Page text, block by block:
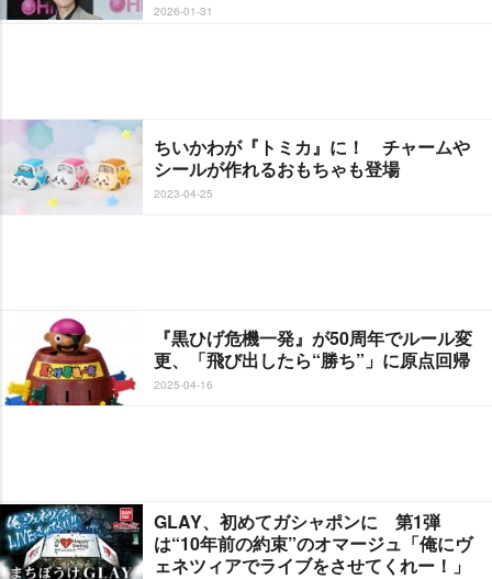
2026-01-31
ちいかわが『トミカ』に！ チャーム
シールが作れるおもちゃも登場
2023-04-25
『黒ひげ危機一発』が50周年でルール変
更、「飛び出したら“勝ち”」に原点回帰
2025-04-16
GLAY、初めてガシャポンに 第1弾
は“10年前の約束”のオマージュ「俺にヴ
ェネツィアでライブをさせてくれー！」